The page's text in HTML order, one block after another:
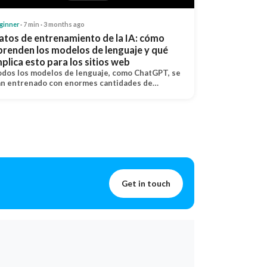
· 7 min · 3 months ago
de entrenamiento de la IA: cómo
los modelos de lenguaje y qué
esto para los sitios web
los modelos de lenguaje, como ChatGPT, se
entrenado con enormes cantidades de…
Get in touch